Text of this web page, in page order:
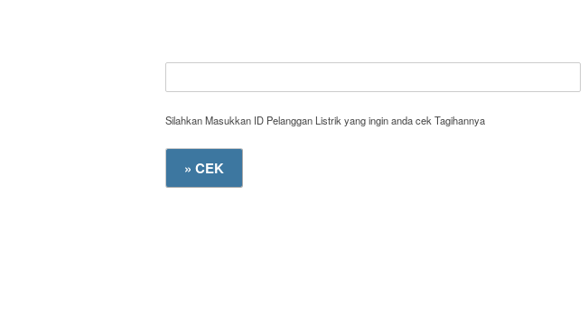
Silahkan Masukkan ID Pelanggan Listrik yang ingin anda cek Tagihannya